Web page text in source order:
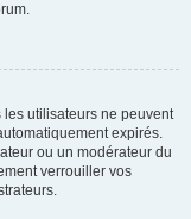
utilisateurs ne peuvent
expirés.
ou un modérateur du
verrouiller vos